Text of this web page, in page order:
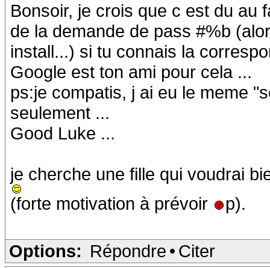
Bonsoir, je crois que c est du au
de la demande de pass #%b
install...) si tu connais la
Google est ton ami pour cela ...
ps:je compatis, j ai eu le meme
seulement ...
Good Luke ...
je cherche une fille qui voudrai
(forte motivation à prévoir
p).
Options: Répondre • Citer